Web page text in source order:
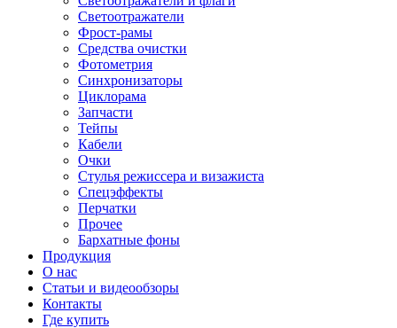
Светоотражатели
Фрост-рамы
Средства очистки
Фотометрия
Синхронизаторы
Циклорама
Запчасти
Тейпы
Кабели
Очки
Стулья режиссера и визажиста
Спецэффекты
Перчатки
Прочее
Бархатные фоны
Продукция
О нас
Статьи и видеообзоры
Контакты
Где купить